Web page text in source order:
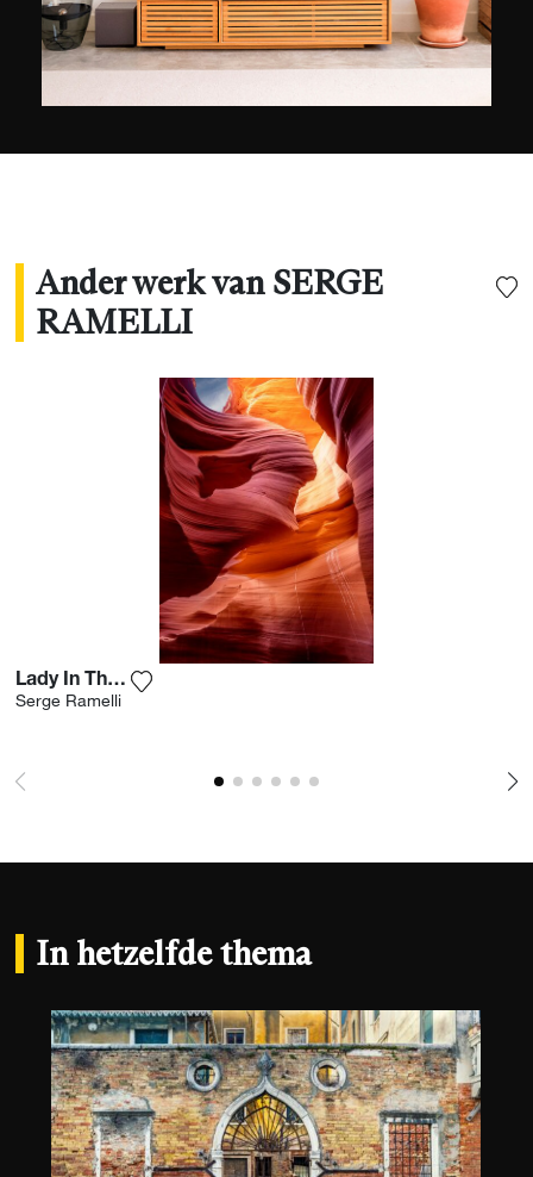
Ander werk van SERGE
RAMELLI
Lady In The Wind
Serge Ramelli
In hetzelfde thema